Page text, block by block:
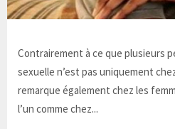
Contrairement à ce que plusieurs
sexuelle n’est pas uniquement
remarque également chez les
l’un comme chez...